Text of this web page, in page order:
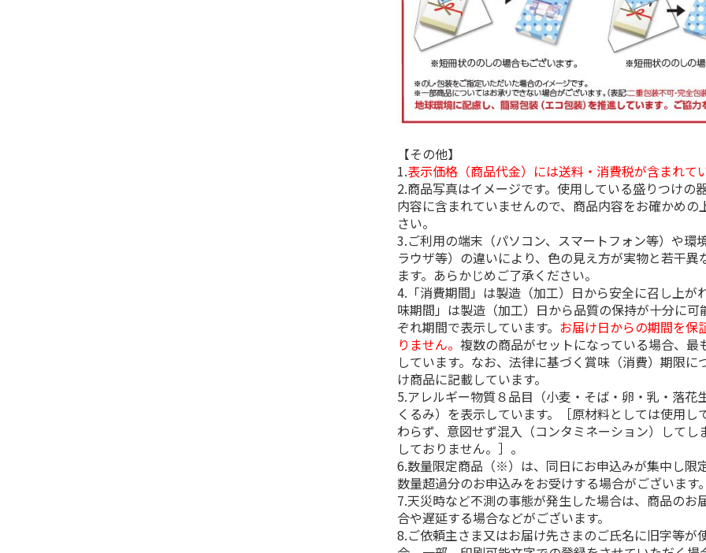
【その他】
1.表示価格（商品代金）には送料・消費税が含まれて
2.商品写真はイメージです。使用している盛りつけの
内容に含まれていませんので、商品内容をお確かめの
さい。
3.ご利用の端末（パソコン、スマートフォン等）や環
ラウザ等）の違いにより、色の見え方が実物と若干異
ます。あらかじめご了承ください。
4.「消費期間」は製造（加工）日から安全に召し上が
味期間」は製造（加工）日から品質の保持が十分に可
ぞれ期間で表示しています。 お届け日からの期間を保
りません。複数の商品がセットになっている場合、最
しています。なお、法律に基づく賞味（消費）期限に
け商品に記載しています。
5.アレルギー物質８品目（小麦・そば・卵・乳・落花
くるみ）を表示しています。［原材料としては使用し
わらず、意図せず混入（コンタミネーション）してし
しておりません。］。
6.数量限定商品（※）は、同日にお申込みが集中し限
数量超過分のお申込みをお受けする場合がございます
7.天災時など不測の事態が発生した場合は、商品のお
合や遅延する場合などがございます。
8.ご依頼主さま又はお届け先さまのご氏名に旧字等が